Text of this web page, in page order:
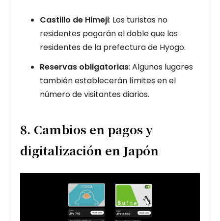
Castillo de Himeji: Los turistas no
residentes pagarán el doble que los
residentes de la prefectura de Hyogo.
Reservas obligatorias: Algunos lugares
también establecerán límites en el
número de visitantes diarios.
8. Cambios en pagos y
digitalización en Japón